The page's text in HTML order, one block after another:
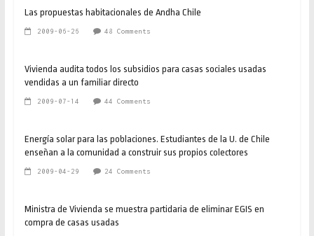
Las propuestas habitacionales de Andha Chile
2009-06-26 48 Comments
Vivienda audita todos los subsidios para casas sociales usadas
vendidas a un familiar directo
2009-07-14 44 Comments
Energía solar para las poblaciones. Estudiantes de la U. de Chile
enseñan a la comunidad a construir sus propios colectores
2009-04-29 24 Comments
Ministra de Vivienda se muestra partidaria de eliminar EGIS en
compra de casas usadas